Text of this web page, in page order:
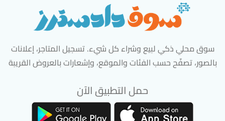
سوق محلي ذكي لبيع وشراء كل شيء. تسجيل المتاجر، إعلانات
بالصور، تصفّح حسب الفئات والموقع، وإشعارات بالعروض القريبة
حمل التطبيق الآن